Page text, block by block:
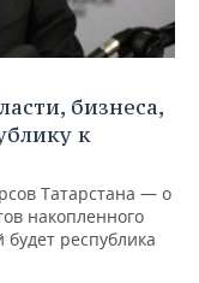
бизнеса,
к
Татарстана — о
накопленного
республика